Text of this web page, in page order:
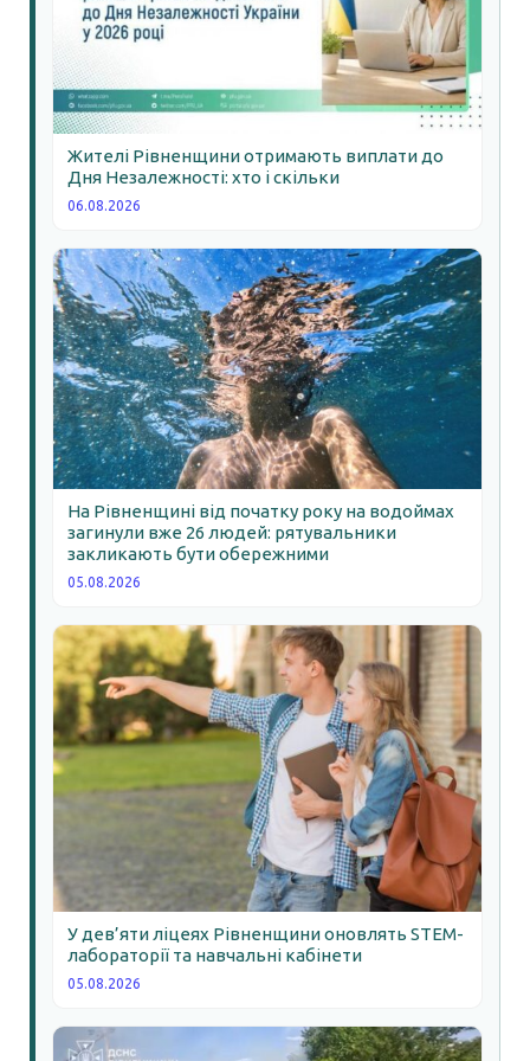
Жителі Рівненщини отримають виплати до
Дня Незалежності: хто і скільки
06.08.2026
На Рівненщині від початку року на водоймах
загинули вже 26 людей: рятувальники
закликають бути обережними
05.08.2026
У дев’яти ліцеях Рівненщини оновлять STEM-
лабораторії та навчальні кабінети
05.08.2026